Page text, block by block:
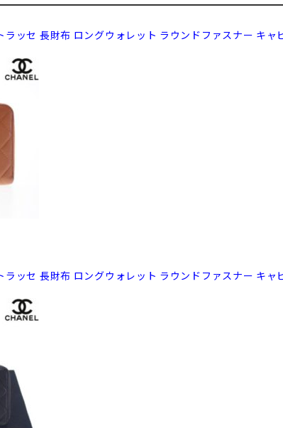
ラッセ 長財布 ロングウォレット ラウンドファスナー キ
ラッセ 長財布 ロングウォレット ラウンドファスナー キ